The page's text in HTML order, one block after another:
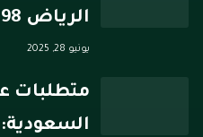
الرياض 0504560698
يونيو 28, 2025
متطلبات